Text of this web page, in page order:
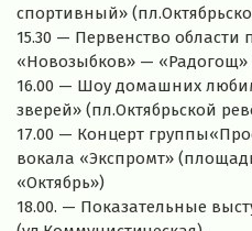
спортивный»
15.30 — Первенство
«Новозыбков» — «Радогощ»
16.00 — Шоу домашних
зверей» (пл.Октябрьской
17.00 — Концерт
вокала «Экспромт»
«Октябрь»)
18.00. — Показательные